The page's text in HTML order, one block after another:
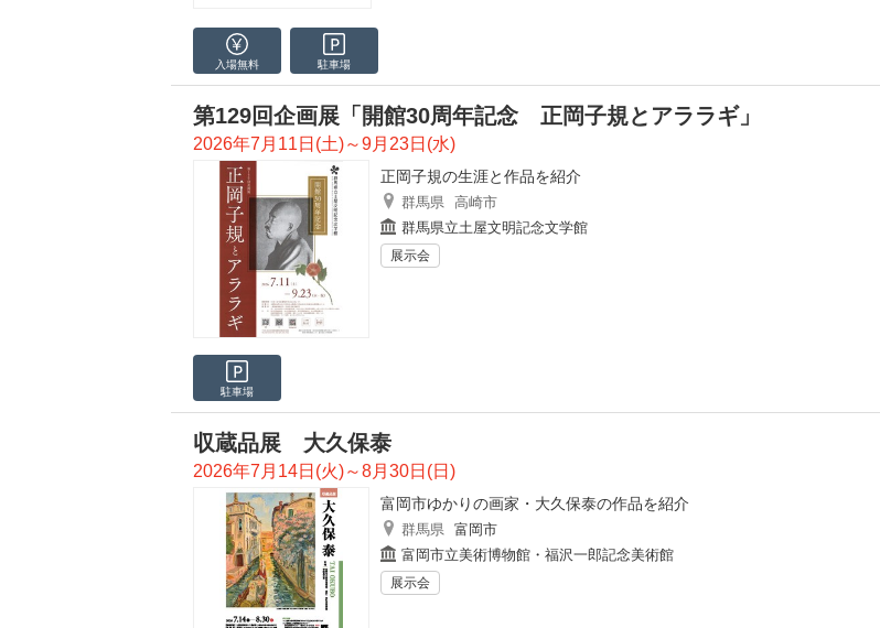
入場無料 駐車場
第129回企画展「開館30周年記念 正岡子規とアララギ」
2026年7月11日(土)～9月23日(水)
正岡子規の生涯と作品を紹介
群馬県 高崎市
群馬県立土屋文明記念文学館
展示会
駐車場
収蔵品展 大久保泰
2026年7月14日(火)～8月30日(日)
富岡市ゆかりの画家・大久保泰の作品を紹介
群馬県 富岡市
富岡市立美術博物館・福沢一郎記念美術館
展示会